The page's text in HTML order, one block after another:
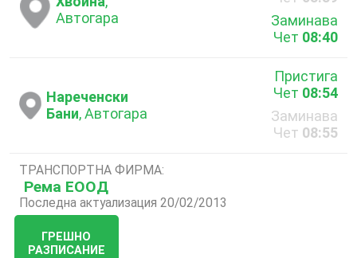
Автогара
Заминава
Чет 08:40
Нареченски
Бани, Автогара
Пристига
Чет 08:54
Заминава
Чет 08:55
ТРАНСПОРТНА ФИРМА:
Рема ЕООД
Последна актуализация 20/02/2013
ГРЕШНО
РАЗПИСАНИЕ